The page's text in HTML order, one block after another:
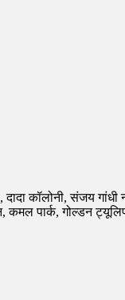
कॉलोनी, संजय
पार्क, गोल्डन